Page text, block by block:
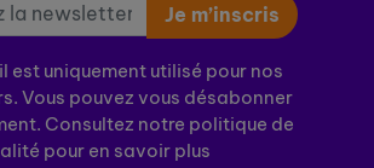
Je m’inscris
est uniquement utilisé pour nos
Vous pouvez vous désabonner
Consultez notre politique de
pour en savoir plus